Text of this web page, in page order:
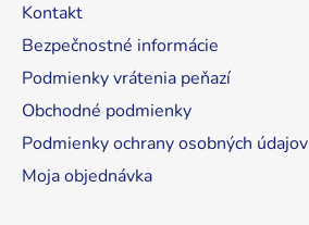
Kontakt
Bezpečnostné informácie
Podmienky vrátenia peňazí
Obchodné podmienky
Podmienky ochrany osobných údajov
Moja objednávka